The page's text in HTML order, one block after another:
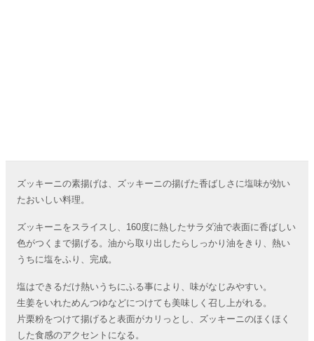
ズッキーニの素揚げは、ズッキーニの揚げた香ばしさに塩味が効い
たおいしい料理。
ズッキーニをスライスし、160度に熱したサラダ油で表面に香ばしい
色がつくまで揚げる。油から取り出したらしっかり油をきり、熱い
うちに塩をふり、完成。
塩はできるだけ熱いうちにふる事により、味がなじみやすい。
生姜をいれためんつゆなどにつけても美味しく召し上がれる。
片栗粉をつけて揚げると表面がカリっとし、ズッキーニのほくほく
した食感のアクセントになる。